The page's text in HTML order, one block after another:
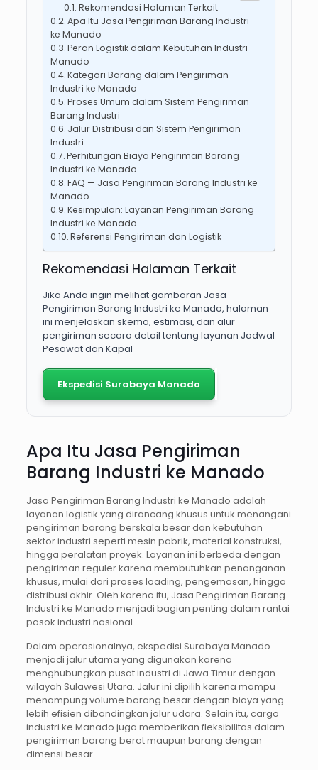
Rekomendasi Halaman Terkait
Apa Itu Jasa Pengiriman Barang Industri
ke Manado
Peran Logistik dalam Kebutuhan Industri
Manado
Kategori Barang dalam Pengiriman
Industri ke Manado
Proses Umum dalam Sistem Pengiriman
Barang Industri
Jalur Distribusi dan Sistem Pengiriman
Industri
Perhitungan Biaya Pengiriman Barang
Industri ke Manado
FAQ — Jasa Pengiriman Barang Industri ke
Manado
Kesimpulan: Layanan Pengiriman Barang
Industri ke Manado
Referensi Pengiriman dan Logistik
Rekomendasi Halaman Terkait
Jika Anda ingin melihat gambaran Jasa
Pengiriman Barang Industri ke Manado, halaman
ini menjelaskan skema, estimasi, dan alur
pengiriman secara detail tentang layanan Jadwal
Pesawat dan Kapal
Ekspedisi Surabaya Manado
Apa Itu Jasa Pengiriman
Barang Industri ke Manado
Jasa Pengiriman Barang Industri ke Manado adalah
layanan logistik yang dirancang khusus untuk menangani
pengiriman barang berskala besar dan kebutuhan
sektor industri seperti mesin pabrik, material konstruksi,
hingga peralatan proyek. Layanan ini berbeda dengan
pengiriman reguler karena membutuhkan penanganan
khusus, mulai dari proses loading, pengemasan, hingga
distribusi akhir. Oleh karena itu, Jasa Pengiriman Barang
Industri ke Manado menjadi bagian penting dalam rantai
pasok industri nasional.
Dalam operasionalnya, ekspedisi Surabaya Manado
menjadi jalur utama yang digunakan karena
menghubungkan pusat industri di Jawa Timur dengan
wilayah Sulawesi Utara. Jalur ini dipilih karena mampu
menampung volume barang besar dengan biaya yang
lebih efisien dibandingkan jalur udara. Selain itu, cargo
industri ke Manado juga memberikan fleksibilitas dalam
pengiriman barang berat maupun barang dengan
dimensi besar.